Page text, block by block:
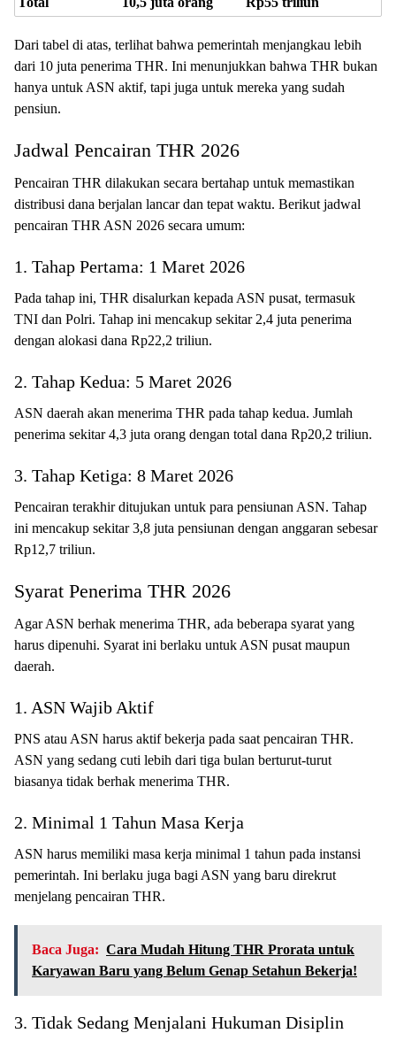
Dari tabel di atas, terlihat bahwa pemerintah menjangkau lebih
dari 10 juta penerima THR. Ini menunjukkan bahwa THR bukan
hanya untuk ASN aktif, tapi juga untuk mereka yang sudah
pensiun.
Jadwal Pencairan THR 2026
Pencairan THR dilakukan secara bertahap untuk memastikan
distribusi dana berjalan lancar dan tepat waktu. Berikut jadwal
pencairan THR ASN 2026 secara umum:
1. Tahap Pertama: 1 Maret 2026
Pada tahap ini, THR disalurkan kepada ASN pusat, termasuk
TNI dan Polri. Tahap ini mencakup sekitar 2,4 juta penerima
dengan alokasi dana Rp22,2 triliun.
2. Tahap Kedua: 5 Maret 2026
ASN daerah akan menerima THR pada tahap kedua. Jumlah
penerima sekitar 4,3 juta orang dengan total dana Rp20,2 triliun.
3. Tahap Ketiga: 8 Maret 2026
Pencairan terakhir ditujukan untuk para pensiunan ASN. Tahap
ini mencakup sekitar 3,8 juta pensiunan dengan anggaran sebesar
Rp12,7 triliun.
Syarat Penerima THR 2026
Agar ASN berhak menerima THR, ada beberapa syarat yang
harus dipenuhi. Syarat ini berlaku untuk ASN pusat maupun
daerah.
1. ASN Wajib Aktif
PNS atau ASN harus aktif bekerja pada saat pencairan THR.
ASN yang sedang cuti lebih dari tiga bulan berturut-turut
biasanya tidak berhak menerima THR.
2. Minimal 1 Tahun Masa Kerja
ASN harus memiliki masa kerja minimal 1 tahun pada instansi
pemerintah. Ini berlaku juga bagi ASN yang baru direkrut
menjelang pencairan THR.
Baca Juga: Cara Mudah Hitung THR Prorata untuk
Karyawan Baru yang Belum Genap Setahun Bekerja!
3. Tidak Sedang Menjalani Hukuman Disiplin